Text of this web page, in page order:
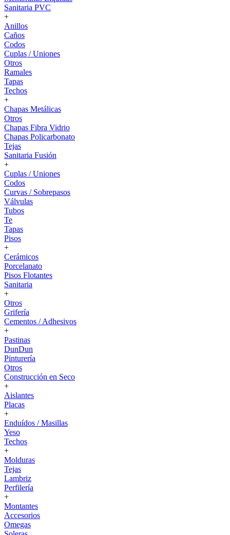
Sanitaria PVC
+
Anillos
Caños
Codos
Cuplas / Uniones
Otros
Ramales
Tapas
Techos
+
Chapas Metálicas
Otros
Chapas Fibra Vidrio
Chapas Policarbonato
Tejas
Sanitaria Fusión
+
Cuplas / Uniones
Codos
Curvas / Sobrepasos
Válvulas
Tubos
Te
Tapas
Pisos
+
Cerámicos
Porcelanato
Pisos Flotantes
Sanitaria
+
Otros
Grifería
Cementos / Adhesivos
+
Pastinas
DunDun
Pinturería
Otros
Construcción en Seco
+
Aislantes
Placas
+
Enduídos / Masillas
Yeso
Techos
+
Molduras
Tejas
Lambriz
Perfilería
+
Montantes
Accesorios
Omegas